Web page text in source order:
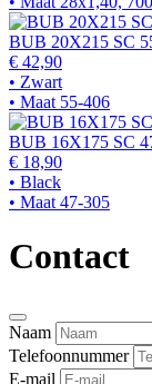
BUB 20X215 SC
€ 42,90
• Zwart
• Maat 55-406
BUB 16X175 SC
€ 18,90
• Black
• Maat 47-305
Contact
Naam
Telefoonnummer
E-mail